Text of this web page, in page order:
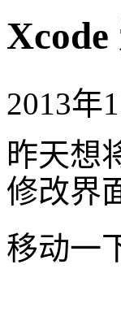
2013年
昨天想
修改界
移动一